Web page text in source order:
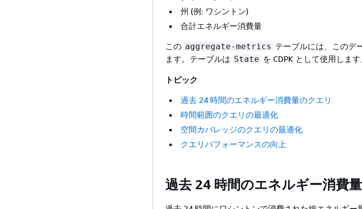
州 (例: ワシントン)
合計エネルギー消費量
この aggregate-metrics テーブルには、このデ
ます。テーブルは State を CDPK として使用します
トピック
過去 24 時間のエネルギー消費量のクエリ
時間範囲のクエリの最適化
空間カバレッジのクエリの最適化
クエリパフォーマンスの向上
過去 24 時間のエネルギー消費